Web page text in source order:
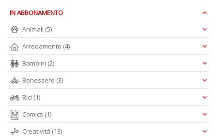
IN ABBONAMENTO
Animali (5)
Arredamento (4)
Bambini (2)
Benessere (3)
Bici (1)
Comics (1)
Creatività (13)